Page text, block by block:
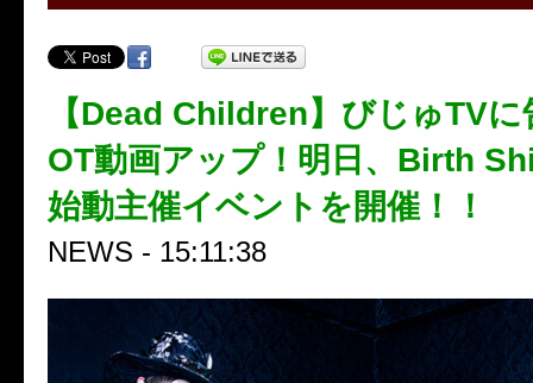
【Dead Children】びじゅTV
OT動画アップ！明日、Birth
始動主催イベントを開催！！
NEWS - 15:11:38